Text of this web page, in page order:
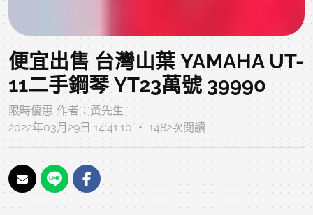
便宜出售 台灣山葉 YAMAHA UT-
11二手鋼琴 YT23萬號 39990
限時優惠 作者：黃先生
2022年03月29日 14:41:10 ‧ 1482次閱讀